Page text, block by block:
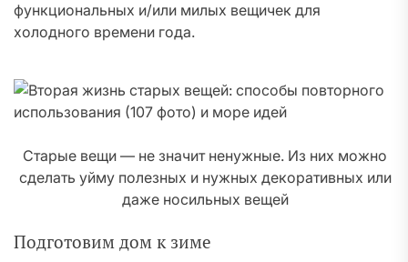
функциональных и/или милых вещичек для
холодного времени года.
Старые вещи — не значит ненужные. Из них можно
сделать уйму полезных и нужных декоративных или
даже носильных вещей
Подготовим дом к зиме